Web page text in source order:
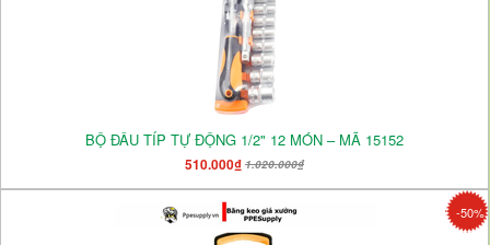
BỘ ĐẦU TÍP TỰ ĐỘNG 1/2" 12 MÓN – MÃ 15152
510.000₫ 1.020.000₫
-50%